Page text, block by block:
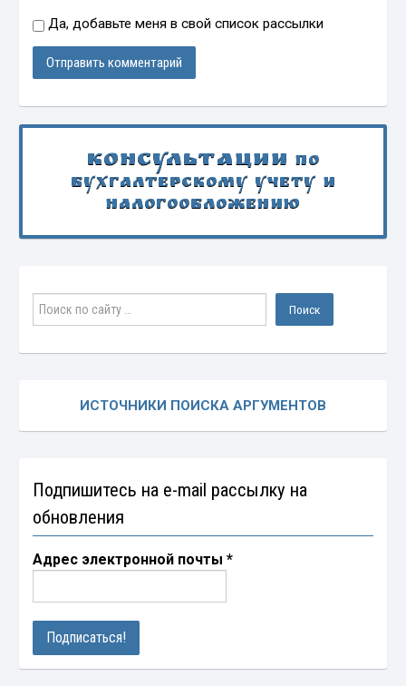
Да, добавьте меня в свой список рассылки
Консультации по
бухгалтерскому учету и
налогообложению
ИСТОЧНИКИ ПОИСКА АРГУМЕНТОВ
Подпишитесь на e-mail рассылку на
обновления
Адрес электронной почты*